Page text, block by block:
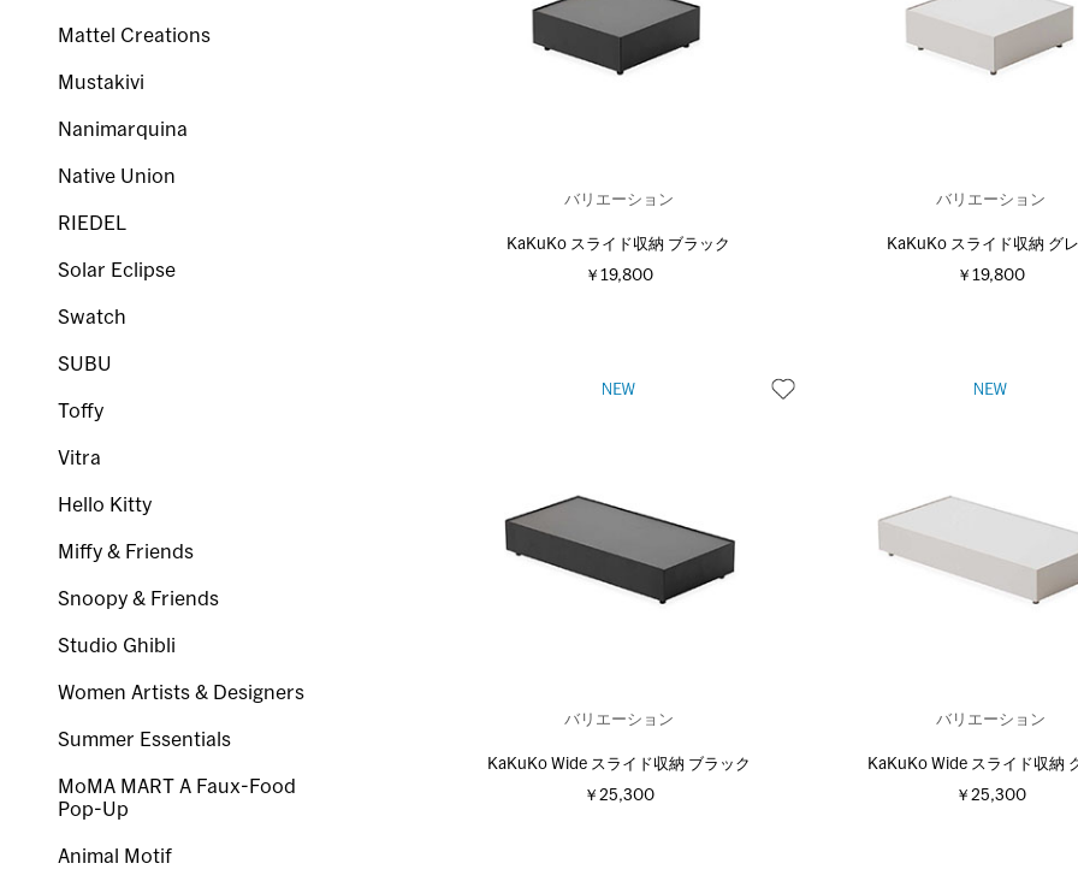
バリエーション
KaKuKo スライド収納 ブラック
￥19,800
バリエーション
KaKuKo スライド収納 グ
￥19,800
バリエーション
KaKuKo Wide スライド収納 ブラック
￥25,300
バリエーション
KaKuKo Wide スライド収納
￥25,300
Mattel Creations
Mustakivi
Nanimarquina
Native Union
RIEDEL
Solar Eclipse
Swatch
SUBU
Toffy
Vitra
Hello Kitty
Miffy & Friends
Snoopy & Friends
Studio Ghibli
Women Artists & Designers
Summer Essentials
MoMA MART A Faux-Food
Pop-Up
Animal Motif